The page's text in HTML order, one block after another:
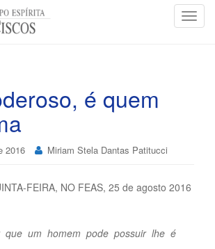
T
a
é quem
2016 Miriam Stela Dantas Patitucci
FEIRA, NO FEAS, 25 de agosto 2016
que um homem pode possuir lhe é